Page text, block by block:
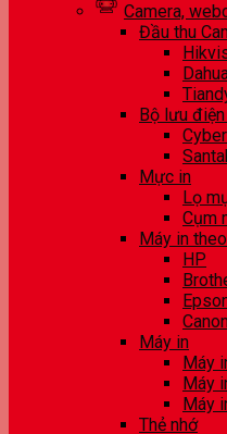
Camera,
Đầu thu
Bộ lưu
Mực in
Lọ
Cụm
Máy in
HP
Máy in
Máy
Máy
Máy
Thẻ nhớ